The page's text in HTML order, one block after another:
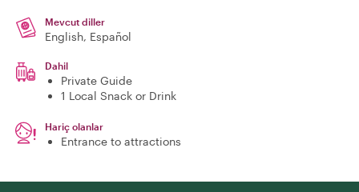
Mevcut diller
English, Español
Dahil
Private Guide
1 Local Snack or Drink
Hariç olanlar
Entrance to attractions